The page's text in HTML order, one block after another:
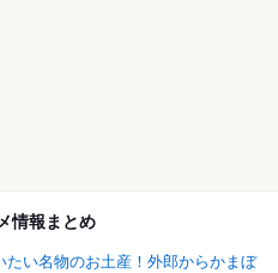
情報まとめ
たい名物のお土産！外郎からかまぼ